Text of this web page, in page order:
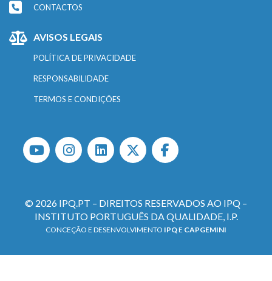
CONTACTOS
AVISOS LEGAIS
POLÍTICA DE PRIVACIDADE
RESPONSABILIDADE
TERMOS E CONDIÇÕES
© 2026 IPQ.PT – DIREITOS RESERVADOS AO IPQ –
INSTITUTO PORTUGUÊS DA QUALIDADE, I.P.
CONCEÇÃO E DESENVOLVIMENTO IPQE CAPGEMINI